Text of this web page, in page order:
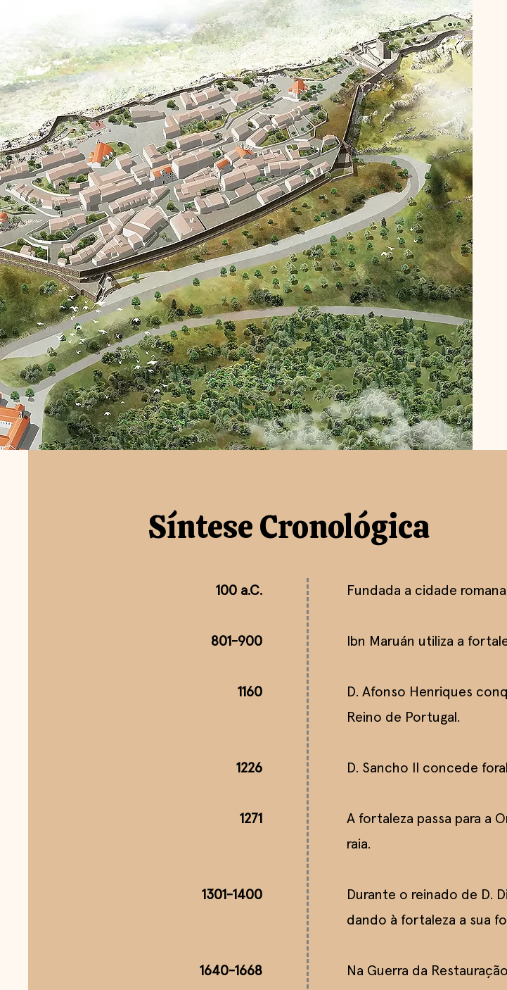
Síntese Cronológica
100 a.C.
801-900
1160
1226
1271
1301-1400
1640-1668
Fundada a cidade
Ibn Maruán utiliza a
D. Afonso Henriques
Reino de Portugal.
D. Sancho II concede
A fortaleza passa para a
raia.
Durante o reinado de D.
dando à fortaleza a sua
Na Guerra da